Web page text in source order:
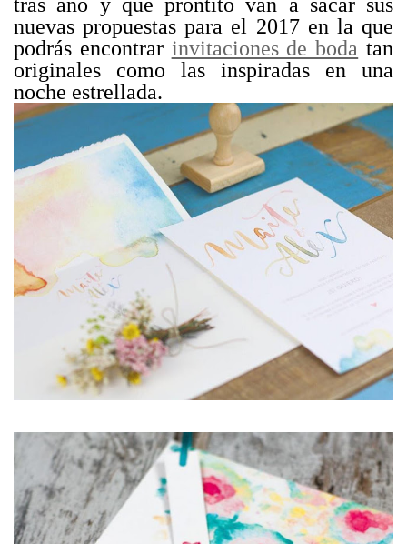
nuevas propuestas para el 2017 en la que
podrás encontrar invitaciones de boda tan
originales como las inspiradas en una
noche estrellada.